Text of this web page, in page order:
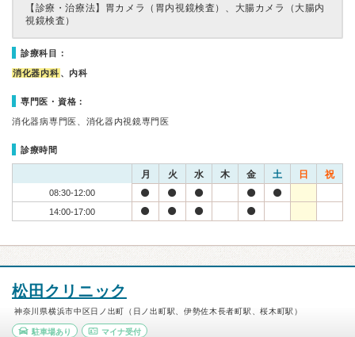
【診療・治療法】 胃カメラ（胃内視鏡検査）、大腸カメラ（大腸内
視鏡検査）
診療科目：
消化器内科 、内科
専門医・資格：
消化器病専門医、消化器内視鏡専門医
診療時間
月 火 水 木 金 土 日 祝
08:30-12:00
14:00-17:00
松田クリニック
神奈川県横浜市中区日ノ出町（日ノ出町駅、伊勢佐木長者町駅、桜木町駅）
駐車場あり マイナ受付